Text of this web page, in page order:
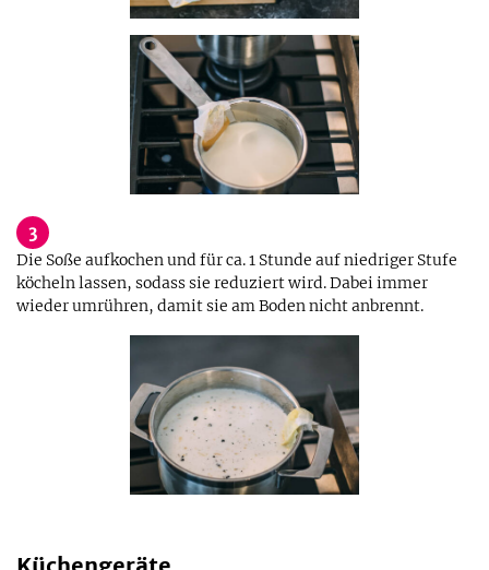
3
Die Soße aufkochen und für ca. 1 Stunde auf niedriger Stufe
köcheln lassen, sodass sie reduziert wird. Dabei immer
wieder umrühren, damit sie am Boden nicht anbrennt.